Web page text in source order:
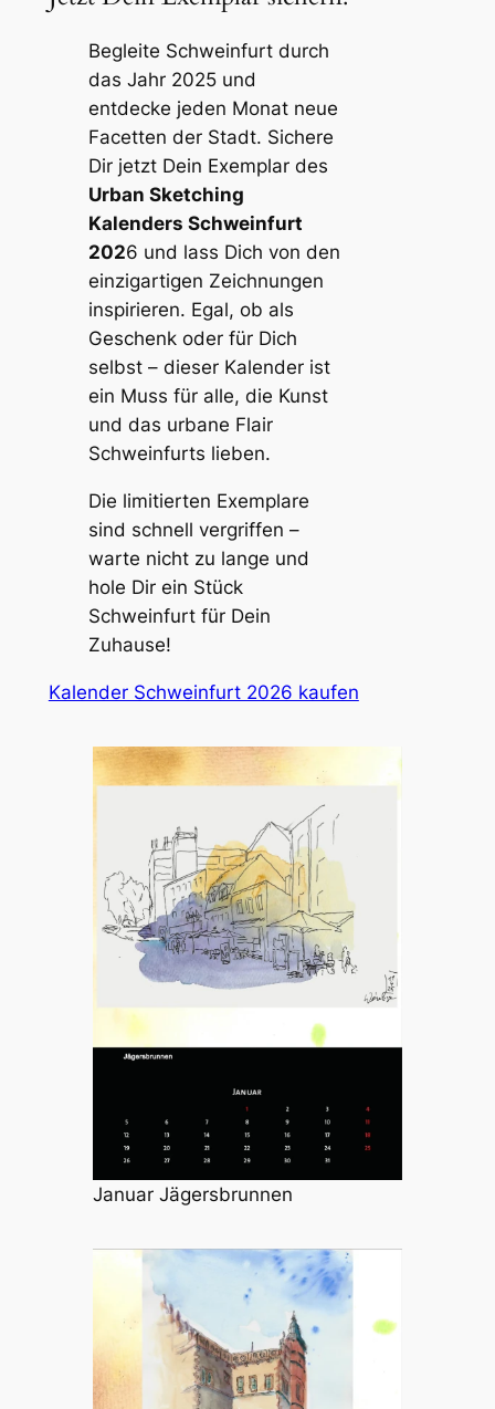
Begleite Schweinfurt durch
das Jahr 2025 und
entdecke jeden Monat neue
Facetten der Stadt. Sichere
Dir jetzt Dein Exemplar des
Urban Sketching
Kalenders Schweinfurt
2026 und lass Dich von den
einzigartigen Zeichnungen
inspirieren. Egal, ob als
Geschenk oder für Dich
selbst – dieser Kalender ist
ein Muss für alle, die Kunst
und das urbane Flair
Schweinfurts lieben.
Die limitierten Exemplare
sind schnell vergriffen –
warte nicht zu lange und
hole Dir ein Stück
Schweinfurt für Dein
Zuhause!
Kalender Schweinfurt 2026 kaufen
Januar Jägersbrunnen